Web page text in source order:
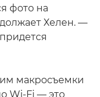
фото на
Хелен. —
макросъемки
Wi-Fi — это